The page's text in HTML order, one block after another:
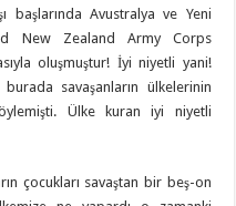
başlarında Avustralya ve Yeni
New Zealand Army Corps
oluşmuştur! İyi niyetli yani!
savaşanların ülkelerinin
Ülke kuran iyi niyetli
çocukları savaştan bir beş-on